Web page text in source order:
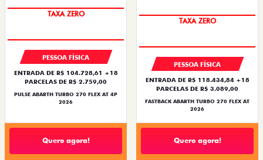
SAIA DE FIAT 0KM
PESSOA FÍSICA
ENTRADA DE R$ 104.728,61 +18
PARCELAS DE R$ 2.759,00
PULSE ABARTH TURBO 270 FLEX AT 4P
2026
Quero agora!
SAIA DE FIAT 0KM
PESSOA FÍSICA
ENTRADA DE R$ 118.434,84 +18
PARCELAS DE R$ 3.089,00
FASTBACK ABARTH TURBO 270 FLEX AT
2026
Quero agora!